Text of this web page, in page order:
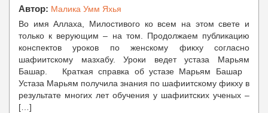
Автор: Малика Умм Яхья
Во имя Аллаха, Милостивого ко всем на этом свете и
только к верующим – на том. Продолжаем публикацию
конспектов уроков по женскому фикху согласно
шафиитскому мазхабу. Уроки ведет устаза Марьям
Башар. Краткая справка об устазе Марьям Башар
Устаза Марьям получила знания по шафиитскому фикху в
результате многих лет обучения у шафиитских ученых –
[…]